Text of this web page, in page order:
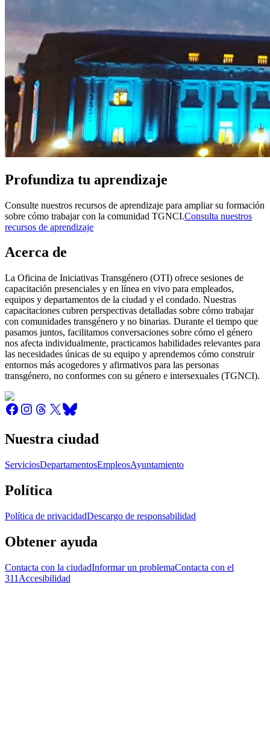
Profundiza tu aprendizaje
Consulte nuestros recursos de aprendizaje para ampliar su formación
sobre cómo trabajar con la comunidad TGNCI.Consulta nuestros
recursos de aprendizaje
Acerca de
La Oficina de Iniciativas Transgénero (OTI) ofrece sesiones de
capacitación presenciales y en línea en vivo para empleados,
equipos y departamentos de la ciudad y el condado. Nuestras
capacitaciones cubren perspectivas detalladas sobre cómo trabajar
con comunidades transgénero y no binarias. Durante el tiempo que
pasamos juntos, facilitamos conversaciones sobre cómo el género
nos afecta individualmente, practicamos habilidades relevantes para
las necesidades únicas de su equipo y aprendemos cómo construir
entornos más acogedores y afirmativos para las personas
transgénero, no conformes con su género e intersexuales (TGNCI).
Nuestra ciudad
ServiciosDepartamentosEmpleosAyuntamiento
Política
Política de privacidadDescargo de responsabilidad
Obtener ayuda
Contacta con la ciudadInformar un problemaContacta con el
311 Accesibilidad